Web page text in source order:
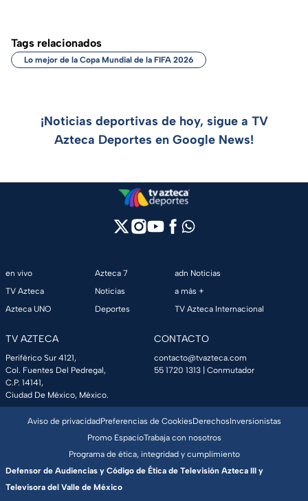
Tags relacionados
Lo mejor de la Copa Mundial de la FIFA 2026
¡Noticias deportivas de hoy, sigue a TV
Azteca Deportes en Google News!
en vivo
TV Azteca
Azteca UNO
Azteca 7
Noticias
Deportes
adn Noticias
a más +
TV Azteca Internacional
TV AZTECA
Periférico Sur 4121,
Col. Fuentes Del Pedregal,
C.P. 14141,
Ciudad De México, México.
CONTACTO
contacto@tvazteca.com
55 1720 1313 | Conmutador
Aviso de privacidadPreferencias de CookiesDerechosInversionistas
Promo EspacioTrabaja con nosotros
Programa de ética, integridad y cumplimiento
Defensor de Audiencias y Código de Ética de Televisión Azteca III y
Televisora del Valle de México